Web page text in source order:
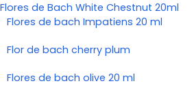
Flores de Bach White Chestnut 20ml
Flores de bach Impatiens 20 ml
Flor de bach cherry plum
Flores de bach olive 20 ml